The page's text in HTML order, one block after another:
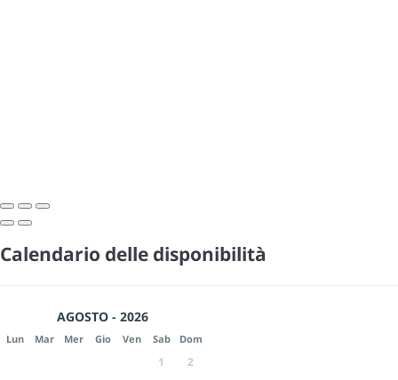
Calendario delle disponibilità
AGOSTO - 2026
Lun Mar Mer Gio Ven Sab Dom
1
2